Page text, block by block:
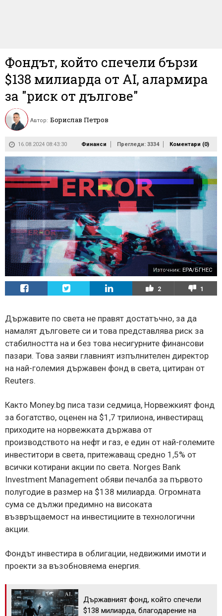
Фондът, който спечели бързи
$138 милиарда от AI, алармира
за "риск от дългове"
Автор: Борислав Петров
16.08.2024 08:43:30 Финанси Прегледи: 3334 Коментари (0)
Източник: EPA/БГНЕС
2 1
Държавите по света не правят достатъчно, за да
намалят дълговете си и това представлява риск за
стабилността на и без това несигурните финансови
пазари. Това заяви главният изпълнителен директор
на най-големия държавен фонд в света, цитиран от
Reuters.
Както Money.bg писа тази седмица, Норвежкият фонд
за богатство, оценен на $1,7 трилиона, инвестиращ
приходите на норвежката държава от
производството на нефт и газ, е един от най-големите
инвеститори в света, притежаващ средно 1,5% от
всички котирани акции по света. Norges Bank
Investment Management обяви печалба за първото
полугодие в размер на $138 милиарда. Огромната
сума се дължи предимно на високата
възвръщаемост на инвестициите в технологични
акции.
Фондът инвестира в облигации, недвижими имоти и
проекти за възобновяема енергия.
Държавният фонд, който спечели
$138 милиарда, благодарение на